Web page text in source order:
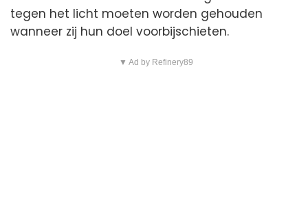
tegen het licht moeten worden gehouden
wanneer zij hun doel voorbijschieten.
▼ Ad by Refinery89